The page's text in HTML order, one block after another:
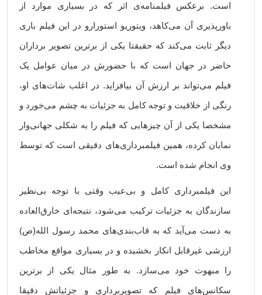
است. برعکس فیلمنامه‌ی اثر که در بسیاری موارد از
باورپذیری آن می‌کاهد، ویتوریو استورارو در این فیلم باری
دیگر ثابت می‌کند که حقیقتا یکی از برترین تصویر برداران
حاضر در جهان است که با حضورش در میان عوامل یک
فیلم می‌تواند بر ارزش آن بیافزاید. در اغلب شات‌های او،
رنگی از خلاقیت و توجه کامل به جزئیات به چشم می‌خورد و
مشخصا یکی از آن چیزهایی که فیلم را به شکلی جهانی‌وار
نمایان کرده، همین فیلمبرداری‌های دقیقی است که توسط
وی انجام شده است.
این فیلمبرداری کامل و بی‌عیب وقتی با توجه بی‌نظیر
سازندگان به جزئیات ترکیب می‌شود، نتیجه‌ای خارق‌العاده
به دست می‌آید که به قاب‌بندی‌های محمد رسول الله(ص)
ارزشی غیرقابل انکار بخشیده و در بسیاری مواقع مخاطب
را مبهوت خود می‌سازد. به طور مثال یکی از برترین
سکانس‌های فیلم که تصویربرداری و جزئیاتش دقیقا